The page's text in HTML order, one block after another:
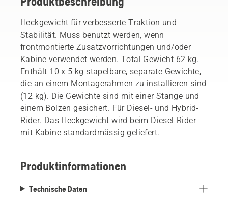
Heckgewicht für verbesserte Traktion und
Stabilität. Muss benutzt werden, wenn
frontmontierte Zusatzvorrichtungen und/oder
Kabine verwendet werden. Total Gewicht 62 kg.
Enthält 10 x 5 kg stapelbare, separate Gewichte,
die an einem Montagerahmen zu installieren sind
(12 kg). Die Gewichte sind mit einer Stange und
einem Bolzen gesichert. Für Diesel- und Hybrid-
Rider. Das Heckgewicht wird beim Diesel-Rider
mit Kabine standardmässig geliefert.
Produktinformationen
Technische Daten